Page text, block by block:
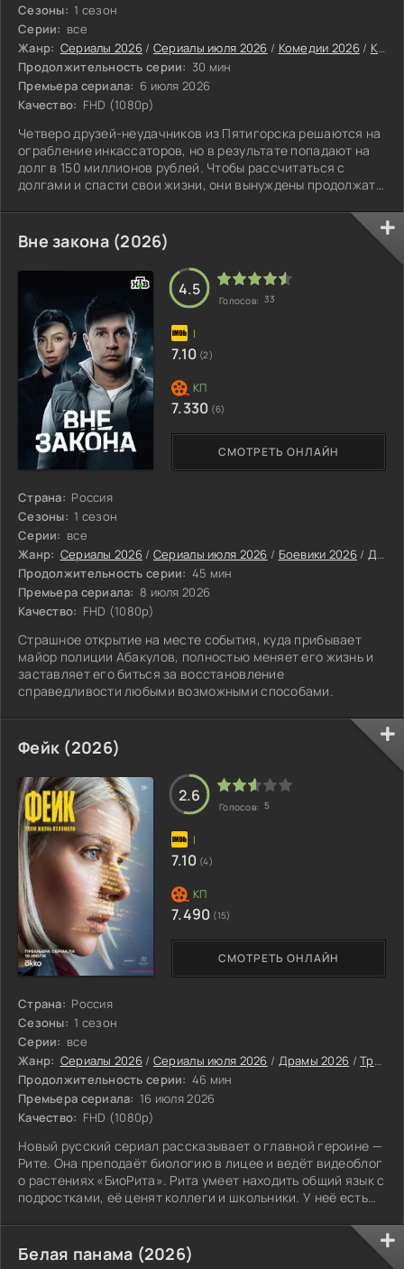
Сезоны: 1 сезон
Серии: все
Жанр: Сериалы 2026 / Сериалы июля 2026 / Комедии 2026/ Криминальные сериалы 2026
Продолжительность серии: 30 мин
Премьера сериала: 6 июля 2026
Качество: FHD (1080p)
Четверо друзей-неудачников из Пятигорска решаются на
ограбление инкассаторов, но в результате попадают на
долг в 150 миллионов рублей. Чтобы рассчитаться с
долгами и спасти свои жизни, они вынуждены продолжать
обносить им приходится подпольные бизнесы будущего
мэра.
Вне закона (2026)
Страна: Россия
Сезоны: 1 сезон
Серии: все
Жанр: Сериалы 2026 / Сериалы июля 2026 / Боевики 2026/ Драмы 2026
Продолжительность серии: 45 мин
Премьера сериала: 8 июля 2026
Качество: FHD (1080p)
Страшное открытие на месте события, куда прибывает
майор полиции Абакулов, полностью меняет его жизнь и
заставляет его биться за восстановление
справедливости любыми возможными способами.
СМОТРЕТЬ ОНЛАЙН
4.5
Голосов: 33
7.10 (2)
7.330 (6)
Фейк (2026)
Страна: Россия
Сезоны: 1 сезон
Серии: все
Жанр: Сериалы 2026 / Сериалы июля 2026 / Драмы 2026 /Триллеры 2026
Продолжительность серии: 46 мин
Премьера сериала: 16 июля 2026
Качество: FHD (1080p)
Новый русский сериал рассказывает о главной героине —
Рите. Она преподаёт биологию в лицее и ведёт видеоблог
о растениях «БиоРита». Рита умеет находить общий язык с
подростками, её ценят коллеги и школьники. У неё есть
СМОТРЕТЬ ОНЛАЙН
2.6
Голосов: 5
7.10 (4)
7.490 (15)
Белая панама (2026)